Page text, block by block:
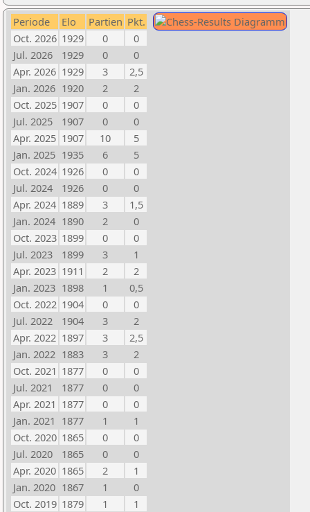
Periode Elo Partien Pkt.
Oct. 2026 1929 0
0
Jul. 2026
1929 0
0
Apr. 2026 1929 3
2,5
Jan. 2026 1920 2
2
Oct. 2025 1907 0
0
Jul. 2025
1907 0
0
Apr. 2025 1907 10
5
Jan. 2025 1935 6
5
Oct. 2024 1926 0
0
Jul. 2024
1926 0
0
Apr. 2024 1889 3
1,5
Jan. 2024 1890 2
0
Oct. 2023 1899 0
0
Jul. 2023
1899 3
1
Apr. 2023 1911 2
2
Jan. 2023 1898 1
0,5
Oct. 2022 1904 0
0
Jul. 2022
1904 3
2
Apr. 2022 1897 3
2,5
Jan. 2022 1883 3
2
Oct. 2021 1877 0
0
Jul. 2021
1877 0
0
Apr. 2021 1877 0
0
Jan. 2021 1877 1
1
Oct. 2020 1865 0
0
Jul. 2020
1865 0
0
Apr. 2020 1865 2
1
Jan. 2020 1867 1
0
Oct. 2019 1879 1
1